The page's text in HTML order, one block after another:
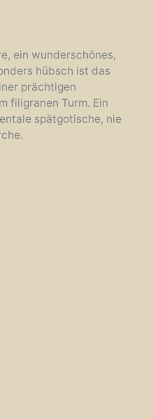
ein wunderschönes,
hübsch ist das
prächtigen
filigranen Turm. Ein
spätgotische, nie